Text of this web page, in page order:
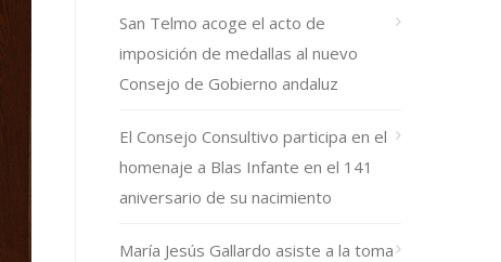
San Telmo acoge el acto de
imposición de medallas al nuevo
Consejo de Gobierno andaluz
El Consejo Consultivo participa en el
homenaje a Blas Infante en el 141
aniversario de su nacimiento
María Jesús Gallardo asiste a la toma